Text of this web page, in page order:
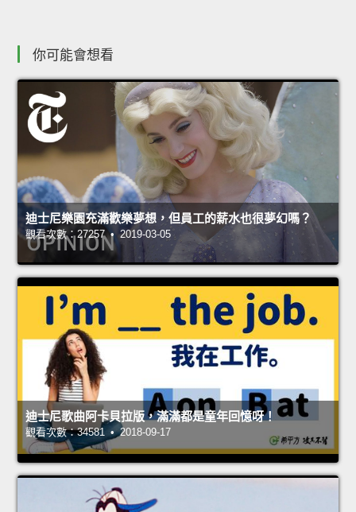
你可能會想看
迪士尼樂園充滿歡樂夢想，但員工的薪水也很夢幻嗎？
觀看次數：27257 • 2019-03-05
迪士尼歌曲阿卡貝拉版，滿滿都是童年回憶呀！
觀看次數：34581 • 2018-09-17